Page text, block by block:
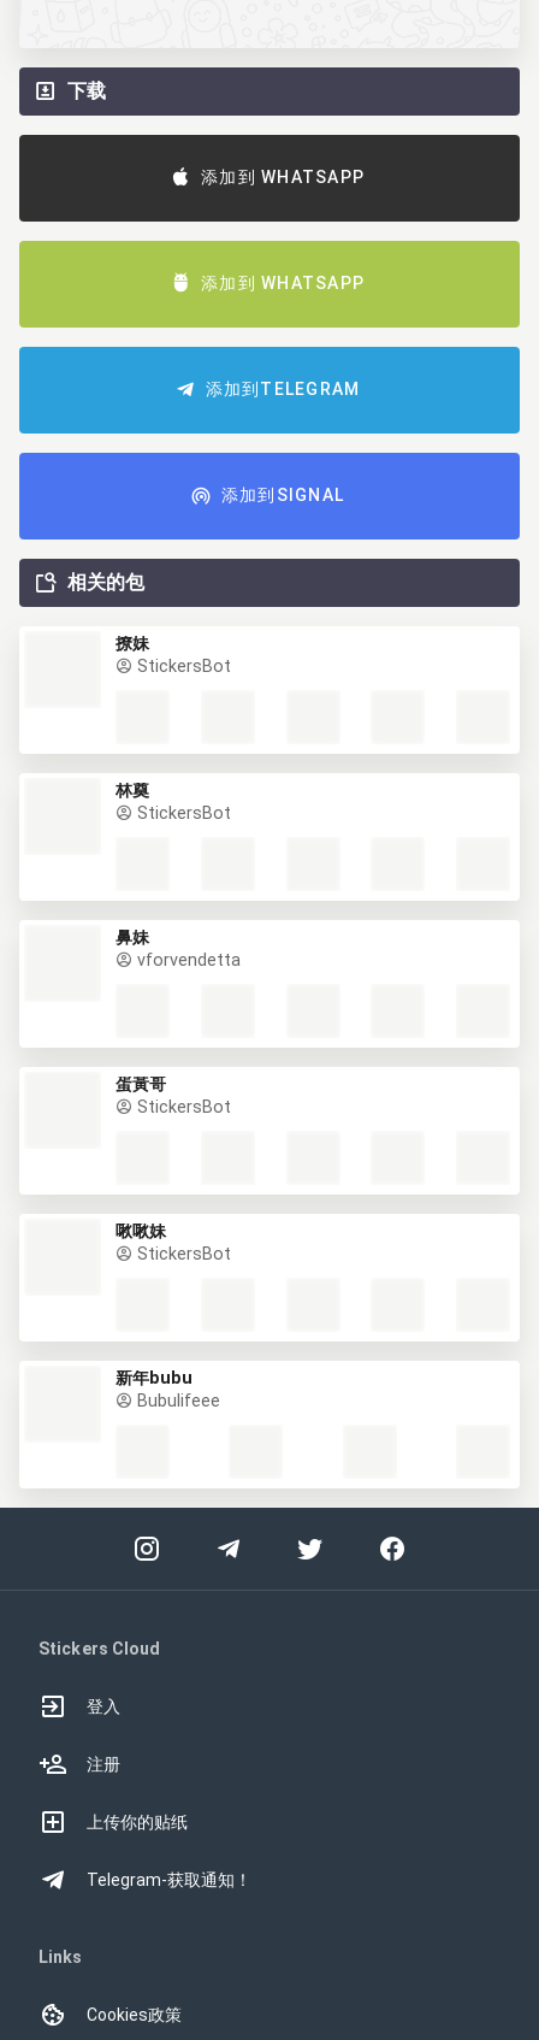
下载
添加到 WHATSAPP
添加到 WHATSAPP
添加到TELEGRAM
添加到SIGNAL
相关的包
撩妹
StickersBot
林奠
StickersBot
鼻妹
vforvendetta
蛋黃哥
StickersBot
啾啾妹
StickersBot
新年bubu
Bubulifeee
Stickers Cloud
登入
注册
上传你的贴纸
Telegram-获取通知！
Links
Cookies政策